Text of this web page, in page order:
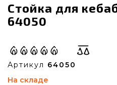
Стойка для
64050
Артикул 64050
На складе